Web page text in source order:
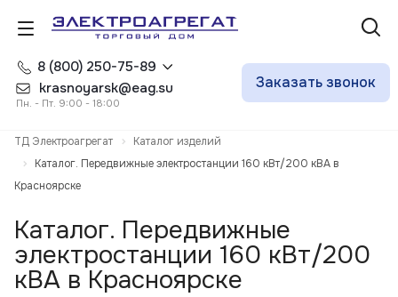
8 (800) 250-75-89
krasnoyarsk@eag.su
Пн. - Пт. 9:00 - 18:00
Заказать звонок
ТД Электроагрегат
Каталог изделий
Каталог. Передвижные электростанции 160 кВт/200 кВА в
Красноярске
Каталог. Передвижные
электростанции 160 кВт/200
кВА в Красноярске